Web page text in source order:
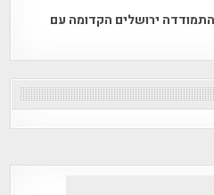
ירושלים הקדומה עם